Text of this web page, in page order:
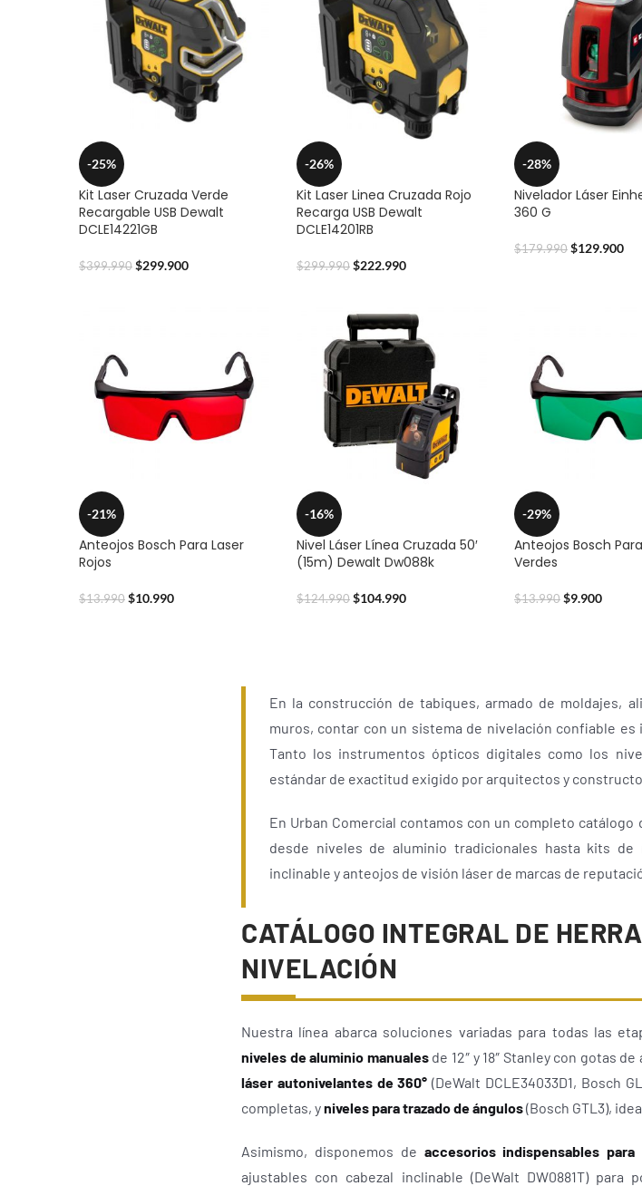
-25%
Kit Laser Cruzada Verde
Recargable USB Dewalt
DCLE14221GB
$399.990 $299.900
-26%
Kit Laser Linea Cruzada Rojo
Recarga USB Dewalt
DCLE14201RB
$299.990 $222.990
-28%
Nivelador Láser
360 G
$179.990 $129.900
-21%
Anteojos Bosch Para Laser
Rojos
$13.990 $10.990
-16%
Nivel Láser Línea Cruzada 50′
(15m) Dewalt Dw088k
$124.990 $104.990
-29%
Anteojos Bosch
Verdes
$13.990 $9.900
En la construcción de tabiques, armado de moldajes,
muros, contar con un sistema de nivelación confiable
Tanto los instrumentos ópticos digitales como los
estándar de exactitud exigido por arquitectos y
En Urban Comercial contamos con un completo
desde niveles de aluminio tradicionales hasta kits
inclinable y anteojos de visión láser de marcas de
CATÁLOGO INTEGRAL DE
NIVELACIÓN
Nuestra línea abarca soluciones variadas para todas las
niveles de aluminio manualesde 12″ y 18″ Stanley con gotas
láser autonivelantes de 360° (DeWalt DCLE34033D1, Bosch
completas, yniveles para trazado de ángulos(Bosch GTL3),
Asimismo, disponemos de accesorios indispensables
ajustables con cabezal inclinable (DeWalt DW0881T)